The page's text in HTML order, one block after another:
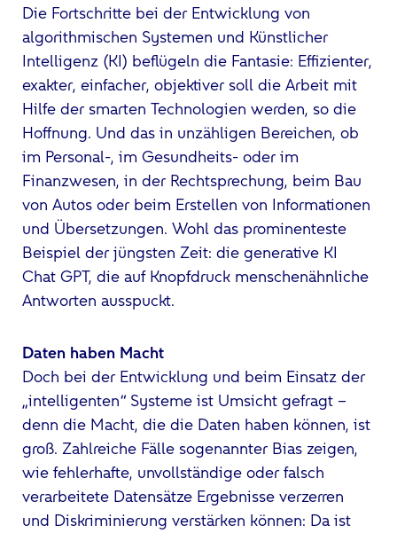
Die Fortschritte bei der Entwicklung von
algorithmischen Systemen und Künstlicher
Intelligenz (KI) beflügeln die Fantasie: Effizienter,
exakter, einfacher, objektiver soll die Arbeit mit
Hilfe der smarten Technologien werden, so die
Hoffnung. Und das in unzähligen Bereichen, ob
im Personal-, im Gesundheits- oder im
Finanzwesen, in der Rechtsprechung, beim Bau
von Autos oder beim Erstellen von Informationen
und Übersetzungen. Wohl das prominenteste
Beispiel der jüngsten Zeit: die generative KI
Chat GPT, die auf Knopfdruck menschenähnliche
Antworten ausspuckt.
Daten haben Macht
Doch bei der Entwicklung und beim Einsatz der
„intelligenten“ Systeme ist Umsicht gefragt –
denn die Macht, die die Daten haben können, ist
groß. Zahlreiche Fälle sogenannter Bias zeigen,
wie fehlerhafte, unvollständige oder falsch
verarbeitete Datensätze Ergebnisse verzerren
und Diskriminierung verstärken können: Da ist